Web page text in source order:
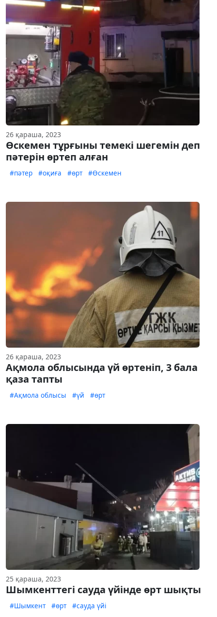
26 қараша, 2023
Өскемен тұрғыны темекі шегемін деп
пәтерін өртеп алған
#пәтер #оқиға #өрт #Өскемен
26 қараша, 2023
Ақмола облысында үй өртеніп, 3 бала
қаза тапты
#Ақмола облысы #үй #өрт
25 қараша, 2023
Шымкенттегі сауда үйінде өрт шықты
#Шымкент #өрт #сауда үйі